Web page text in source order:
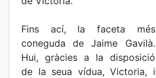
Fins ací, la faceta més
coneguda de Jaime Gavilà.
Hui, gràcies a la disposició
de la seua vídua, Victoria, i